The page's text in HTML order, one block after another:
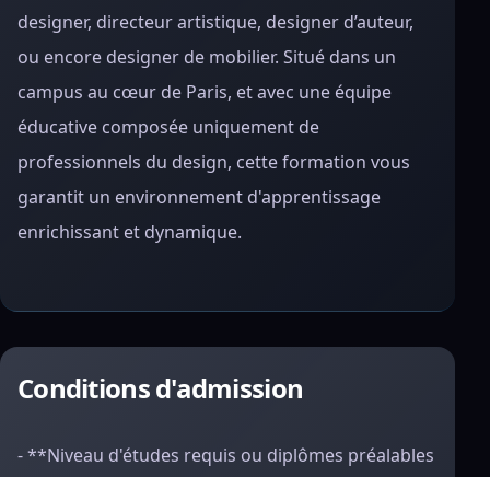
designer, directeur artistique, designer d’auteur,
ou encore designer de mobilier. Situé dans un
campus au cœur de Paris, et avec une équipe
éducative composée uniquement de
professionnels du design, cette formation vous
garantit un environnement d'apprentissage
enrichissant et dynamique.
Conditions d'admission
- **Niveau d'études requis ou diplômes préalables